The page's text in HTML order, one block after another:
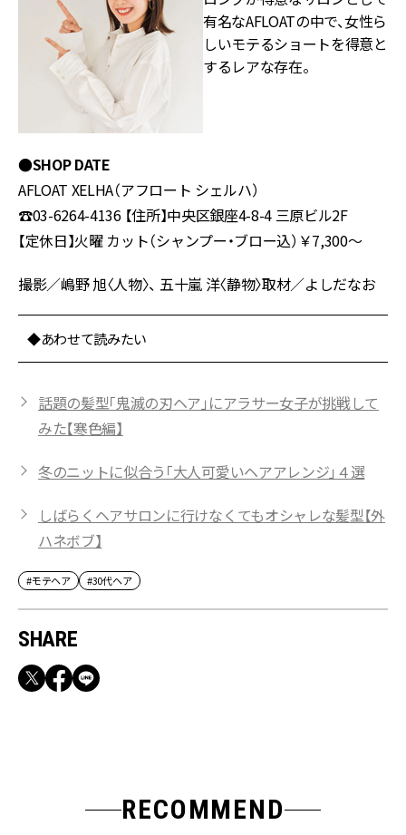
有名なAFLOATの中で、女性ら
しいモテるショートを得意と
するレアな存在。
●SHOP DATE
AFLOAT XELHA（アフロート シェルハ）
☎03-6264-4136 【住所】中央区銀座4-8-4 三原ビル2F
【定休日】火曜 カット（シャンプー・ブロー込）￥7,300～
撮影／嶋野 旭〈人物〉、 五十嵐 洋〈静物〉取材／よしだなお
◆あわせて読みたい
話題の髪型「鬼滅の刃ヘア」にアラサー女子が挑戦して
みた【寒色編】
冬のニットに似合う「大人可愛いヘアアレンジ」４選
しばらくヘアサロンに行けなくてもオシャレな髪型【外
ハネボブ】
#モテヘア #30代ヘア
SHARE
RECOMMEND